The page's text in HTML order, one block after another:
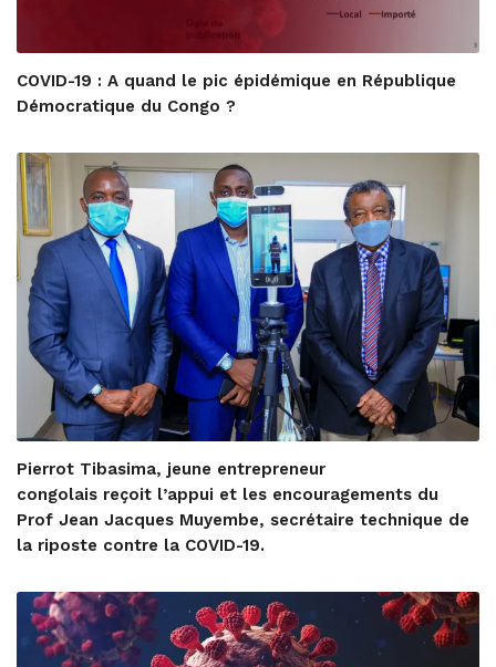
COVID-19 : A quand le pic épidémique en République
Démocratique du Congo ?
Pierrot Tibasima, jeune entrepreneur
congolais reçoit l’appui et les encouragements du
Prof Jean Jacques Muyembe, secrétaire technique de
la riposte contre la COVID-19.